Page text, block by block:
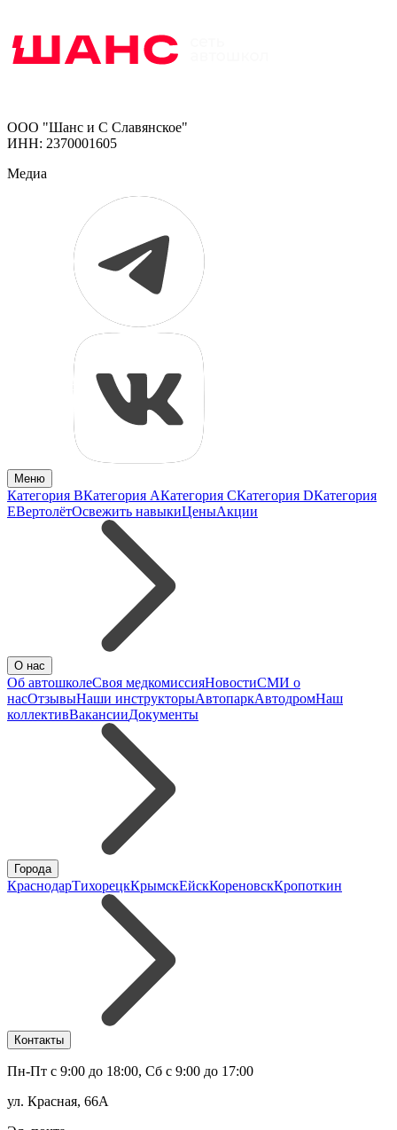
ООО "Шанс и С Славянское"
ИНН: 2370001605
Медиа
Меню
Категория BКатегория AКатегория CКатегория DКатегория
EВертолётОсвежить навыкиЦеныАкции
О нас
Об автошколеСвоя медкомиссияНовостиСМИ о
насОтзывыНаши инструкторыАвтопаркАвтодромНаш
коллективВакансииДокументы
Города
КраснодарТихорецкКрымскЕйскКореновскКропоткин
Контакты
Пн-Пт с 9:00 до 18:00, Сб с 9:00 до 17:00
ул. Красная, 66А